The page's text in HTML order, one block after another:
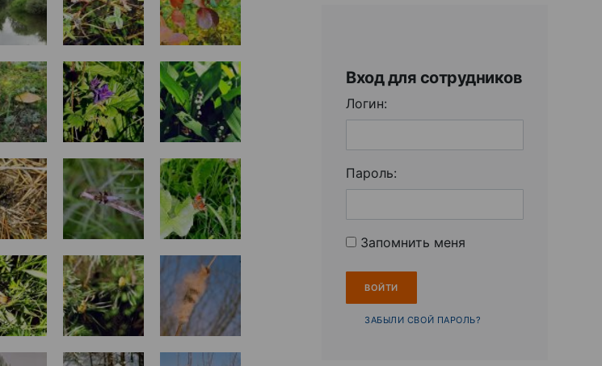
Вход для сотрудников
Логин:
Пароль:
Запомнить меня
ЗАБЫЛИ СВОЙ ПАРОЛЬ?